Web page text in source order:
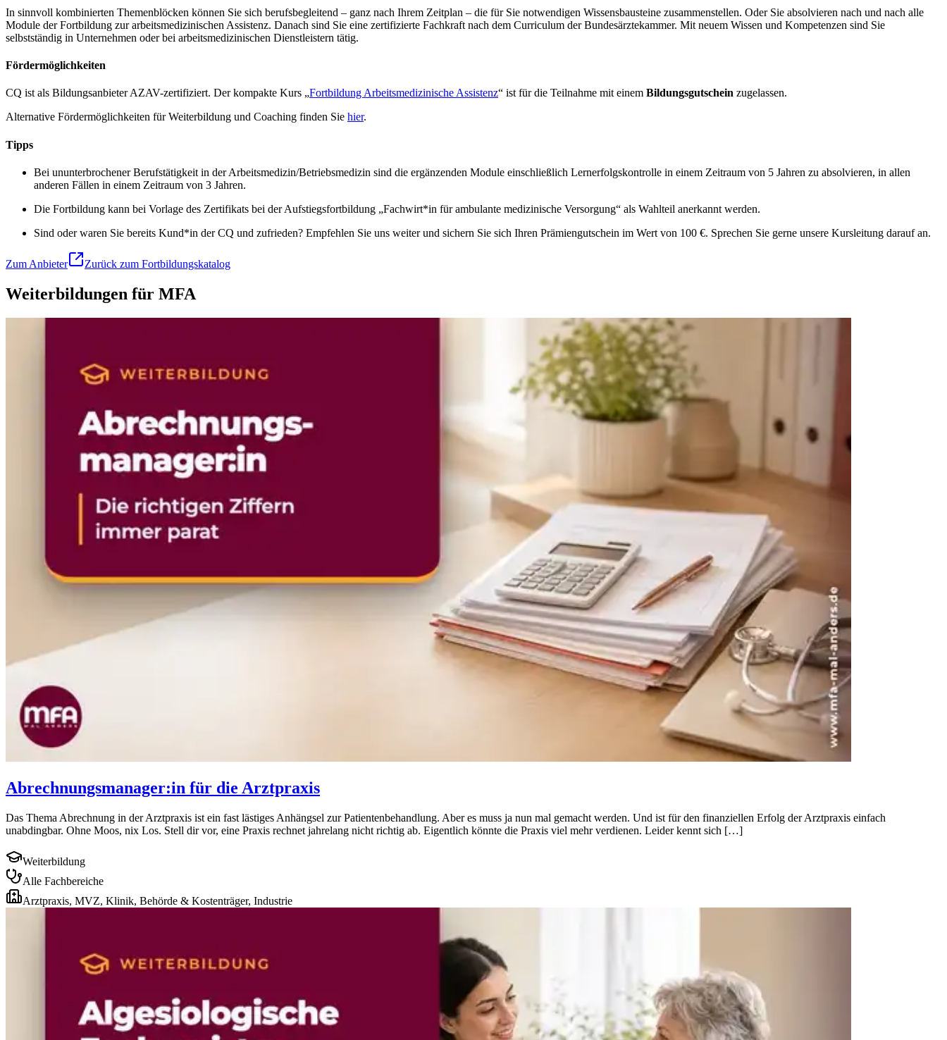
In sinnvoll kombinierten Themenblöcken können Sie sich berufsbegleitend – ganz nach Ihrem Zeitplan – die für Sie notwendigen Wissensbausteine zusammenstellen. Oder Sie absolvieren nach und nach alle
Module der Fortbildung zur arbeitsmedizinischen Assistenz. Danach sind Sie eine zertifizierte Fachkraft nach dem Curriculum der Bundesärztekammer. Mit neuem Wissen und Kompetenzen sind Sie
selbstständig in Unternehmen oder bei arbeitsmedizinischen Dienstleistern tätig.
Fördermöglichkeiten
CQ ist als Bildungsanbieter AZAV-zertifiziert. Der kompakte Kurs „Fortbildung Arbeitsmedizinische Assistenz“ ist für die Teilnahme mit einem Bildungsgutschein zugelassen.
Alternative Fördermöglichkeiten für Weiterbildung und Coaching finden Sie hier.
Tipps
Bei ununterbrochener Berufstätigkeit in der Arbeitsmedizin/Betriebsmedizin sind die ergänzenden Module einschließlich Lernerfolgskontrolle in einem Zeitraum von 5 Jahren zu absolvieren, in allen
anderen Fällen in einem Zeitraum von 3 Jahren.
Die Fortbildung kann bei Vorlage des Zertifikats bei der Aufstiegsfortbildung „Fachwirt*in für ambulante medizinische Versorgung“ als Wahlteil anerkannt werden.
Sind oder waren Sie bereits Kund*in der CQ und zufrieden? Empfehlen Sie uns weiter und sichern Sie sich Ihren Prämiengutschein im Wert von 100 €. Sprechen Sie gerne unsere Kursleitung darauf an.
Zum Anbieter Zurück zum Fortbildungskatalog
Weiterbildungen für MFA
Abrechnungsmanager:in für die Arztpraxis
Das Thema Abrechnung in der Arztpraxis ist ein fast lästiges Anhängsel zur Patientenbehandlung. Aber es muss ja nun mal gemacht werden. Und ist für den finanziellen Erfolg der Arztpraxis einfach
unabdingbar. Ohne Moos, nix Los. Stell dir vor, eine Praxis rechnet jahrelang nicht richtig ab. Eigentlich könnte die Praxis viel mehr verdienen. Leider kennt sich […]
Weiterbildung
Alle Fachbereiche
Arztpraxis, MVZ, Klinik, Behörde & Kostenträger, Industrie